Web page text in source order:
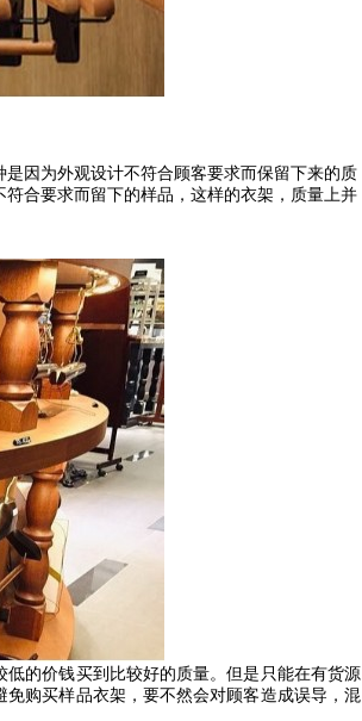
因为外观设计不符合顾客要求而保留下来的质
符合要求而留下的样品，这样的衣架，质量上并
的价钱买到比较好的质量。但是只能在有货源
购买样品衣架，要不然会对顾客造成误导，混